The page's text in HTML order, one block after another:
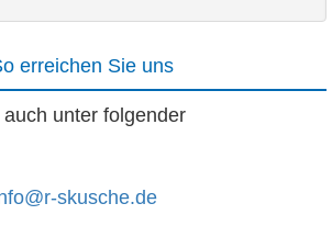
erreichen Sie uns
unter folgender
skusche.de